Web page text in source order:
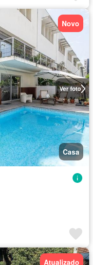
Ver foto
Novo
Casa
Atualizado